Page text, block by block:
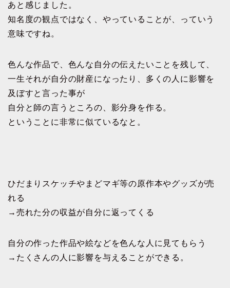
あと感じました。
知名度の観点ではなく、やっていることが、っていう
意味ですね。
色んな作品で、色んな自分の伝えたいことを残して、
一生それが自分の財産になったり、多くの人に影響を
及ぼすと言った事が
自分と師の言うところの、 影分身を作る。
ということに非常に似ているなと。
ひだまりスケッチやまどマギ等の原作本やグッズが売
れる
→売れた分の収益が自分に返ってくる
自分の作った作品や絵などを色んな人に見てもらう
→たくさんの人に影響を与えることができる。